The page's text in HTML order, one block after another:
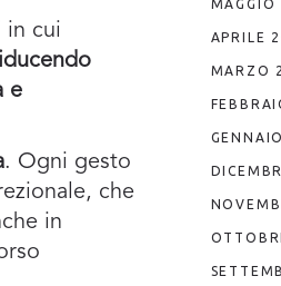
in cui
e
. Ogni gesto
che
in
MAGGIO
APRILE
MARZO